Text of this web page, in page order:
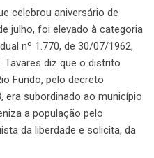
celebrou aniversário de
julho, foi elevado à categoria
nº 1.770, de 30/07/1962,
Tavares diz que o distrito
Fundo, pelo decreto
era subordinado ao município
a população pelo
da liberdade e solicita, da